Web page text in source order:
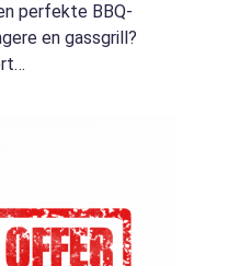
perfekte BBQ-
en gassgrill?